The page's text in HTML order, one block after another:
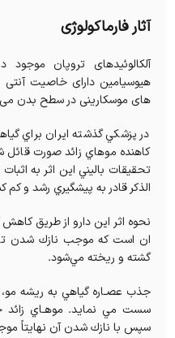
آثار فارماکولوژی
آلكالوئيدهای تروپان موجود
هيوسيامين دارای خاصيت آنتی
های موسكارينی در سطح بدن
در پزشكي گذشته ايران براي
كاهنده موهاي زائد صورت
تحقيقات باليني اين اثر به
الذكر قادر به پيشگيري رشد و
نحوه اثر اين دارو از طريق
ان است كه موجب نازك شدن
گشته و ريخته مي‌شود.
جذب عصـاره گياهي به ريشه
سست مي نمايد. موهـاي
سپس با نازك شدن آن نهايتاً